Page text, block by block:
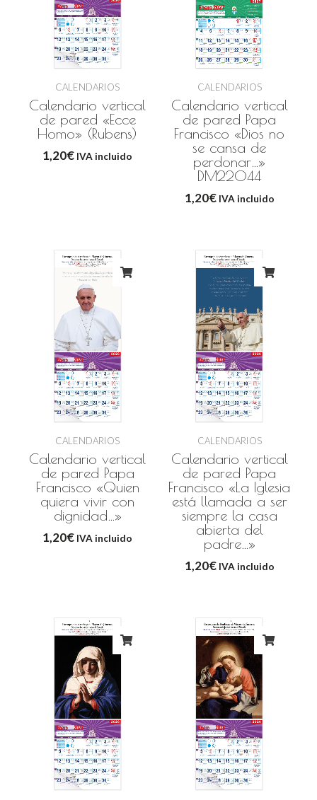
CALENDARIOS
Calendario vertical
de pared «Ecce
Homo» (Rubens)
1,20€ IVA incluido
CALENDARIOS
Calendario vertical
de pared Papa
Francisco «Dios no
se cansa de
perdonar…»
DM22044
1,20€ IVA incluido
CALENDARIOS
Calendario vertical
de pared Papa
Francisco «Quien
quiera vivir con
dignidad…»
1,20€ IVA incluido
CALENDARIOS
Calendario vertical
de pared Papa
Francisco «La Iglesia
está llamada a ser
siempre la casa
abierta del
padre…»
1,20€ IVA incluido